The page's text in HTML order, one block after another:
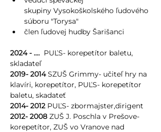
skupiny Vysokoškolského ľudového
súboru "Torysa"
člen ľudovej hudby Šarišanci
2024 - .... PUĽS- korepetítor baletu,
skladateľ
2019- 2014 SZUŠ Grimmy- učiteľ hry na
klavíri, korepetítor, PUĽS- korepetítor
baletu, skadateť
2014- 2012 PUĽS- zbormajster,dirigent
2012- 2008 ZUŠ J. Poschla v Prešove-
korepetítor, ZUŠ vo Vranove nad